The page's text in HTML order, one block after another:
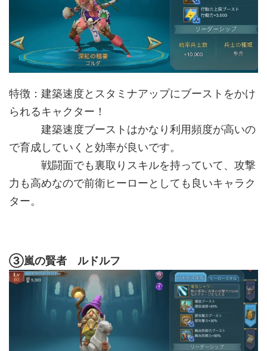
特徴：建築速度とスタミナアップにブーストをかけ
られるキャクター！
建築速度ブーストはかなり利用頻度が高いの
で育成していくと効率が良いです。
戦闘面でも裏取りスキルを持っていて、攻撃
力も高めなので前衛ヒーローとしても良いキャラク
ター。
③嵐の賢者 ルドルフ